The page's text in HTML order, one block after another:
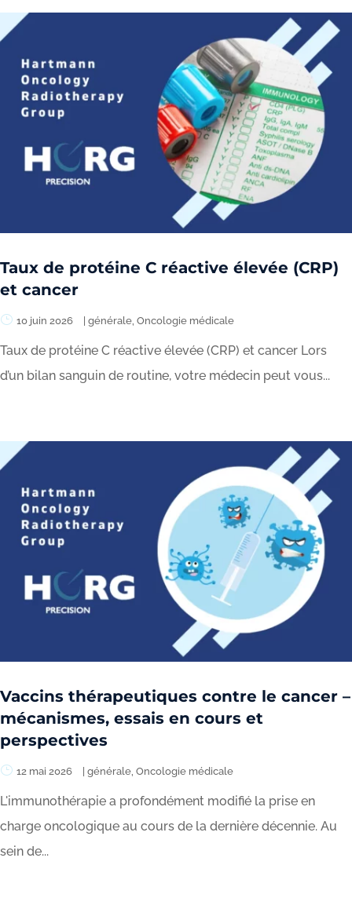
Taux de protéine C réactive élevée (CRP)
et cancer
10 juin 2026 générale Oncologie médicale
Taux de protéine C réactive élevée (CRP) et cancer Lors
d’un bilan sanguin de routine, votre médecin peut vous...
Vaccins thérapeutiques contre le cancer –
mécanismes, essais en cours et
perspectives
12 mai 2026 | générale Oncologie médicale
L'immunothérapie a profondément modifié la prise en
charge oncologique au cours de la dernière décennie. Au
sein de...